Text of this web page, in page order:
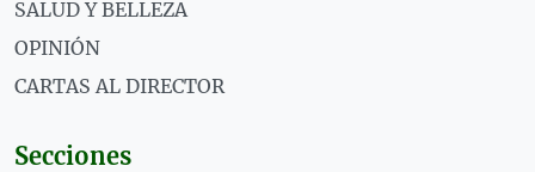
SALUD Y BELLEZA
OPINIÓN
CARTAS AL DIRECTOR
Secciones